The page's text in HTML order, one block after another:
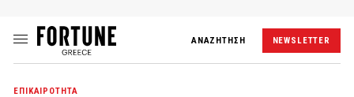
ΑΝΑΖΗΤΗΣΗ NEWSLETTER
ΕΠΙΚΑΙΡΟΤΗΤΑ